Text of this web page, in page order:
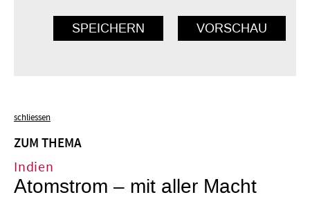
schliessen
ZUM THEMA
Indien
Atomstrom – mit aller Macht